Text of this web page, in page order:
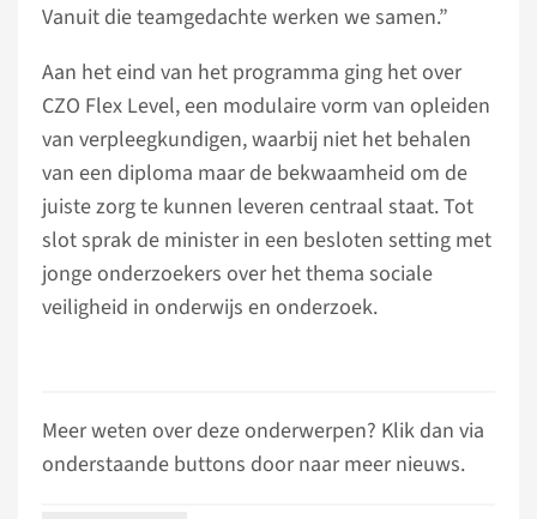
Vanuit die teamgedachte werken we samen.”
Aan het eind van het programma ging het over
CZO Flex Level, een modulaire vorm van opleiden
van verpleegkundigen, waarbij niet het behalen
van een diploma maar de bekwaamheid om de
juiste zorg te kunnen leveren centraal staat. Tot
slot sprak de minister in een besloten setting met
jonge onderzoekers over het thema sociale
veiligheid in onderwijs en onderzoek.
Meer weten over deze onderwerpen? Klik dan via
onderstaande buttons door naar meer nieuws.